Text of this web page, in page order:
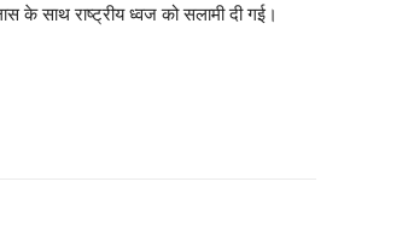
के साथ राष्ट्रीय ध्वज को सलामी दी गई।